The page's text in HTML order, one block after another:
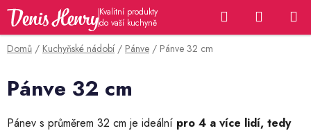
Přejít
obsah
Hledat
KOŠÍK
Domů / Kuchyňské nádobí / Pánve / Pánve 32 cm
Pánve 32 cm
Pánev s průměrem 32 cm je ideální pro 4 a více lidí, tedy